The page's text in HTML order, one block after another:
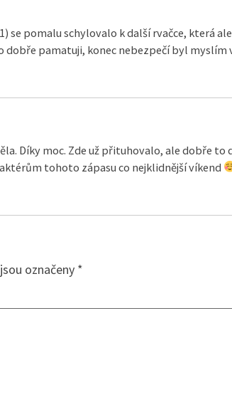
se pomalu schylovalo k další rvačce, která
dobře pamatuji, konec nebezpečí byl myslím
Díky moc. Zde už přituhovalo, ale dobře
tohoto zápasu co nejklidnější víkend
označeny *